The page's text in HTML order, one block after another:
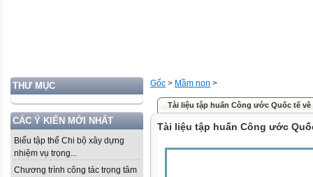
THƯ MỤC
CÁC Ý KIẾN MỚI NHẤT
Biểu tập thể Chi bộ xây dựng
nhiệm vụ trọng...
Chương trình công tác trọng tâm
Gốc > Mầm non >
Tài liệu tập huấn Công ước Quốc tế về
Tài liệu tập huấn Công ước